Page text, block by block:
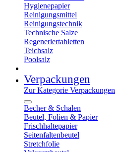
Hygienepapier
Reinigungsmittel
Reinigungstechnik
Technische Salze
Regeneriertabletten
Teichsalz
Poolsalz
Verpackungen
Zur Kategorie Verpackungen
Becher & Schalen
Beutel, Folien & Papier
Frischhaltepapier
Seitenfaltenbeutel
Stretchfolie